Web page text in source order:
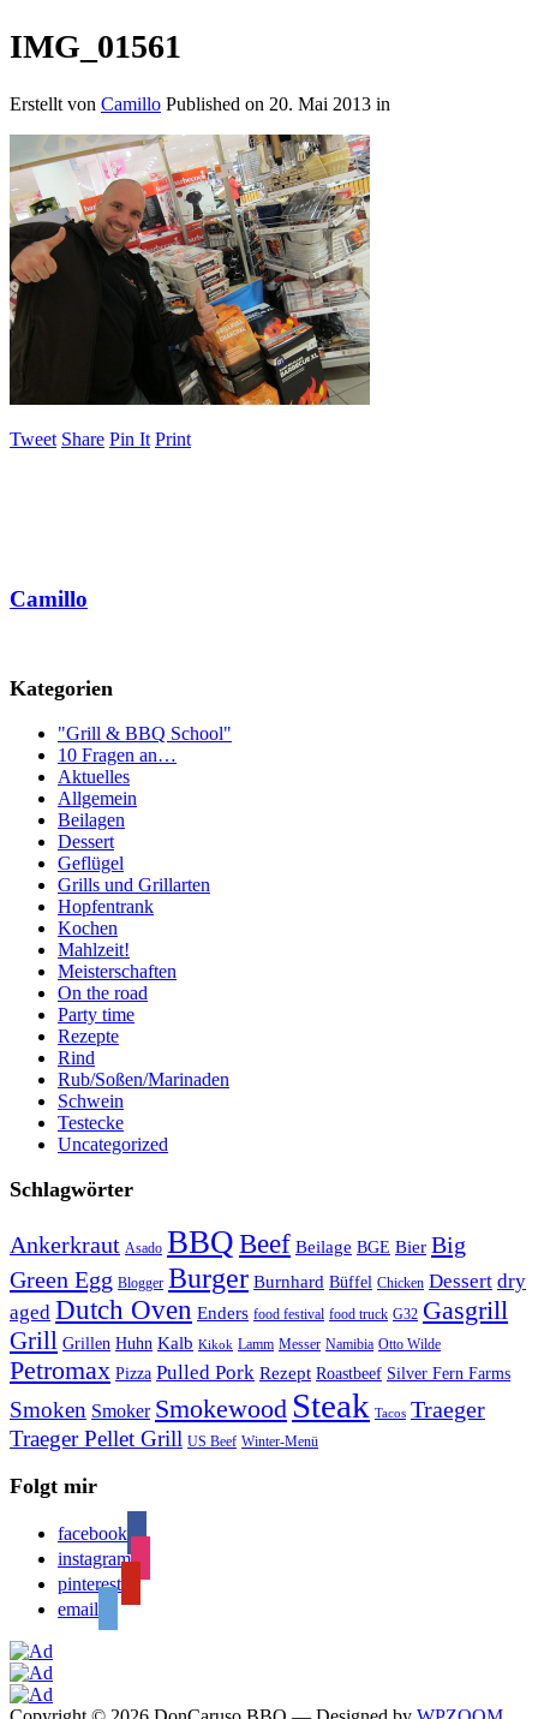
IMG_01561
Erstellt von Camillo Published on 20. Mai 2013 in
Tweet Share Pin It Print
Camillo
Kategorien
"Grill & BBQ School"
10 Fragen an…
Aktuelles
Allgemein
Beilagen
Dessert
Geflügel
Grills und Grillarten
Hopfentrank
Kochen
Mahlzeit!
Meisterschaften
On the road
Party time
Rezepte
Rind
Rub/Soßen/Marinaden
Schwein
Testecke
Uncategorized
Schlagwörter
Ankerkraut Asado BBQBeef Beilage BGE Bier Big
Green Egg Blogger Burger Burnhard Büffel Chicken Dessert dry
aged Dutch Oven Enders food festival food truck G32 Gasgrill
Grill Grillen Huhn Kalb Kikok Lamm Messer Namibia Otto Wilde
Petromax Pizza Pulled Pork Rezept Roastbeef Silver Fern Farms
Smoken Smoker Smokewood Steak Tacos Traeger
Traeger Pellet Grill US Beef Winter-Menü
Folgt mir
facebook
instagram
pinterest
email